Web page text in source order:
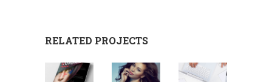
RELATED PROJECTS